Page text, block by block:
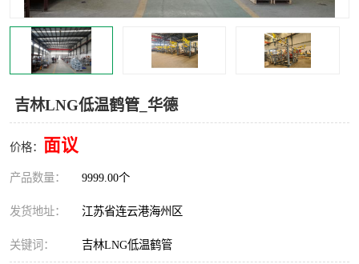
吉林LNG低温鹤管_华德
价格： 面议
产品数量： 9999.00个
发货地址： 江苏省连云港海州区
关键词： 吉林LNG低温鹤管
底部鹤管 低温鹤管
浮动出油装置 鹤管